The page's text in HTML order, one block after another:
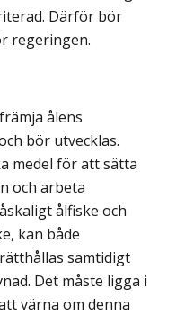
Därför bör
regeringen.
ålens
bör utvecklas.
medel för att sätta
och arbeta
ålfiske och
kan både
samtidigt
Det måste ligga i
värna om denna